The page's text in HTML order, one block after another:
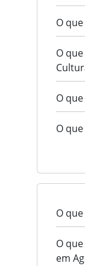
O
O
O
O
O
O
em